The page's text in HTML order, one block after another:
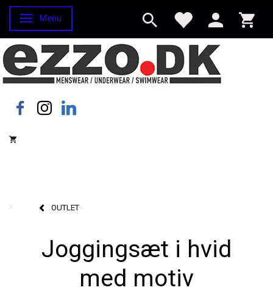
Skifte navigation
Menu
OUTLET
Joggingsæt i hvid
med motiv